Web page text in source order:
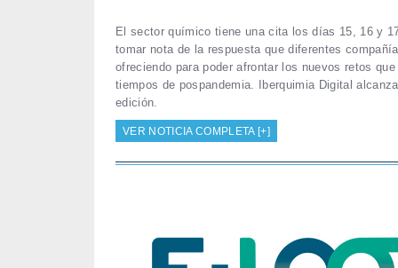
El sector químico tiene una cita los días 15, 16 y
tomar nota de la respuesta que diferentes
ofreciendo para poder afrontar los nuevos retos
tiempos de pospandemia. Iberquimia Digital
edición.
VER NOTICIA COMPLETA [+]